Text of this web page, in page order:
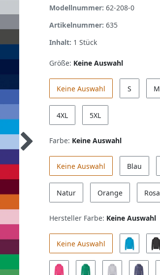
Modellnummer: 62-208-0
Artikelnummer: 635
Inhalt: 1 Stück
Größe: Keine Auswahl
Keine Auswahl S M
4XL 5XL
Farbe: Keine Auswahl
Keine Auswahl Blau
Natur Orange Rosa
Hersteller Farbe: Keine Auswahl
Keine Auswahl